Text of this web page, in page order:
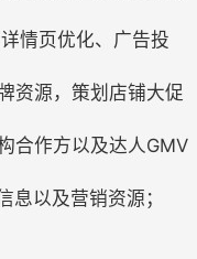
情页优化、广告投
资源，策划店铺大促
合作方以及达人GMV
息以及营销资源；